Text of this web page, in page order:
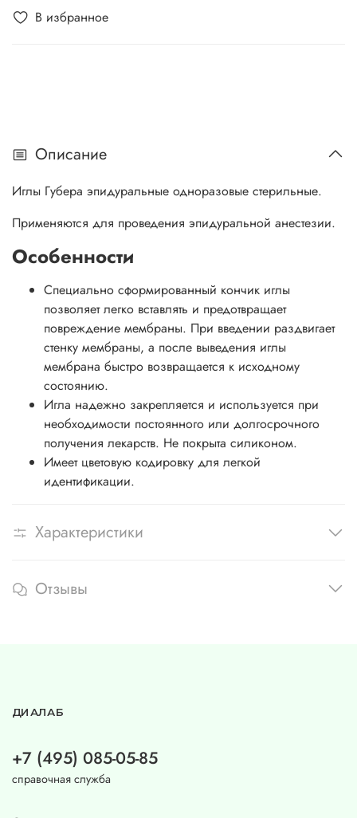
В избранное
Описание
Иглы Губера эпидуральные одноразовые стерильные.
Применяются для проведения эпидуральной анестезии.
Особенности
Специально сформированный кончик иглы
позволяет легко вставлять и предотвращает
повреждение мембраны. При введении раздвигает
стенку мембраны, а после выведения иглы
мембрана быстро возвращается к исходному
состоянию.
Игла надежно закрепляется и используется при
необходимости постоянного или долгосрочного
получения лекарств. Не покрыта силиконом.
Имеет цветовую кодировку для легкой
идентификации.
Характеристики
Отзывы
ДИАЛАБ
+7 (495) 085-05-85
справочная служба